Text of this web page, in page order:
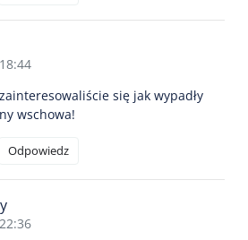
się jak wypadły
wschowa!
Odpowiedz